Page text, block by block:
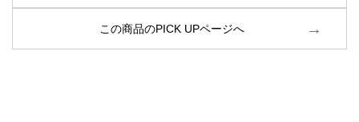
この商品のPICK UPページへ